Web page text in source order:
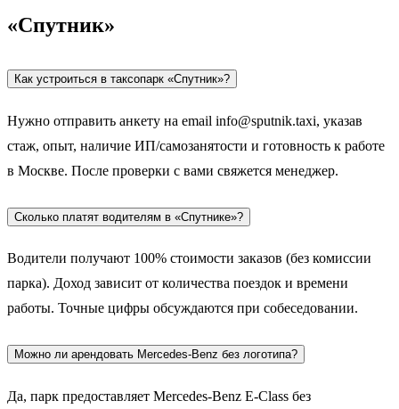
«Спутник»
Как устроиться в таксопарк «Спутник»?
Нужно отправить анкету на email info@sputnik.taxi, указав
стаж, опыт, наличие ИП/самозанятости и готовность к работе
в Москве. После проверки с вами свяжется менеджер.
Сколько платят водителям в «Спутнике»?
Водители получают 100% стоимости заказов (без комиссии
парка). Доход зависит от количества поездок и времени
работы. Точные цифры обсуждаются при собеседовании.
Можно ли арендовать Mercedes-Benz без логотипа?
Да, парк предоставляет Mercedes-Benz E-Class без